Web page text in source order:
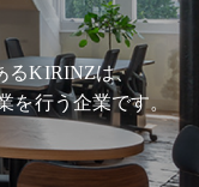
るKIRINZは、
を行う企業です。